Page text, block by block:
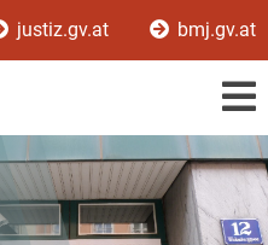
justiz.gv.at bmj.gv.at